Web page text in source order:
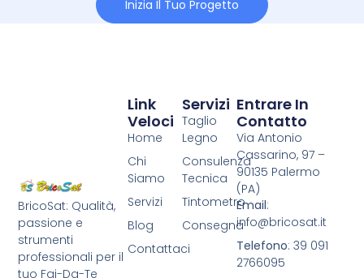
Inizia Il Tuo Progetto
BricoSat: Qualità,
passione e
strumenti
professionali per il
tuo Fai-Da-Te
Servizi
Taglio
Legno
Consulenza
Tecnica
Tintometro
Consegna
Link
Veloci
Home
Chi
Siamo
Servizi
Blog
Contattaci
Entrare In
Contatto
Via Antonio
Cassarino, 97 –
90135 Palermo
(PA)
Email:
info@bricosat.it
Telefono: 39 091
2766095